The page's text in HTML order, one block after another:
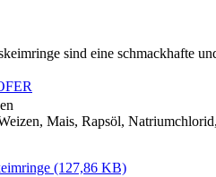
sind eine schmackhafte
Mais, Rapsöl,
(127,86 KB)